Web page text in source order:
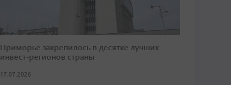
Приморье закрепилось в десятке лучших
инвест-регионов страны
17.07.2026